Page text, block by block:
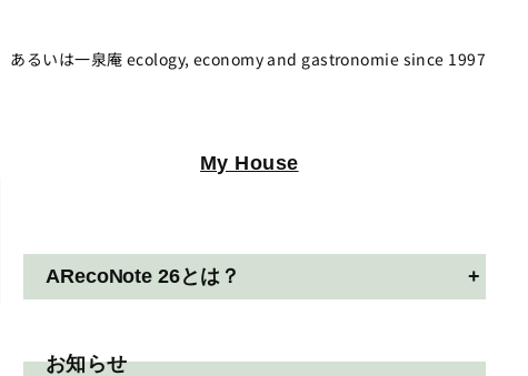
あるいは一泉庵 ecology, economy and gastronomie since 1997
My House
ARecoNote 26とは？ +
お知らせ